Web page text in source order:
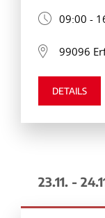
09:00 -
99096
DETAILS
23.11. -